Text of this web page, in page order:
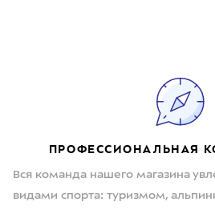
ПРОФЕССИОНАЛЬНАЯ
Вся команда нашего магазина
видами спорта: туризмом,